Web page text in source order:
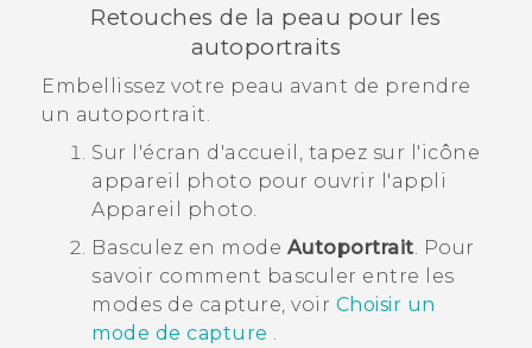
Retouches de la peau pour les
autoportraits
Embellissez votre peau avant de prendre
un autoportrait.
Sur l'écran d'accueil
, tapez sur l'icône
appareil photo pour ouvrir l'appli
Appareil photo
Basculez en mode Autoportrait Pour
savoir comment basculer entre les
modes de capture, voir Choisir un
mode de capture